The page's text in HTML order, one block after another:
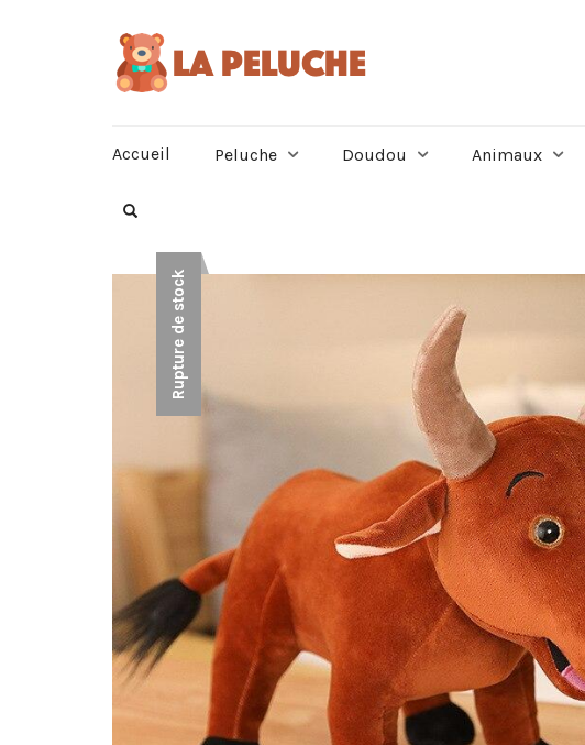
Accueil Peluche Doudou Animaux
Rupture de stock